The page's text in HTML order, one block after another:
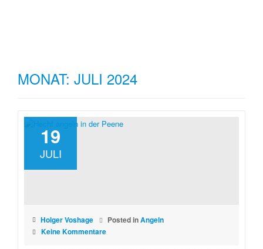
MONAT: JULI 2024
19
JULI
Holger Voshage Posted inAngeln
Keine Kommentare